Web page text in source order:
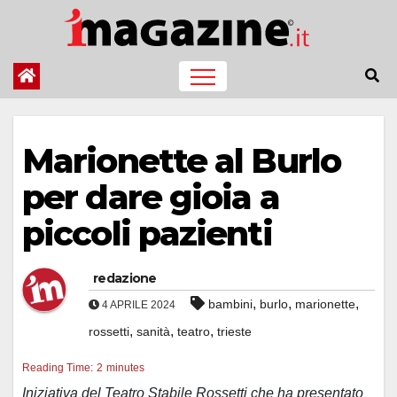
contenuto
Marionette al Burlo
per dare gioia a
piccoli pazienti
redazione
4 APRILE 2024 bambini, burlo, marionette,
rossetti, sanità, teatro, trieste
Reading Time: 2 minutes
Iniziativa del Teatro Stabile Rossetti che ha presentato